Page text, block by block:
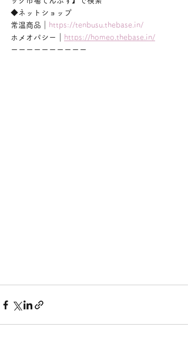
◆ネットショップ
常温商品｜
https://tenbusu.thebase.in/
ホメオパシー｜
https://homeo.thebase.in/
ーーーーーーーーーー